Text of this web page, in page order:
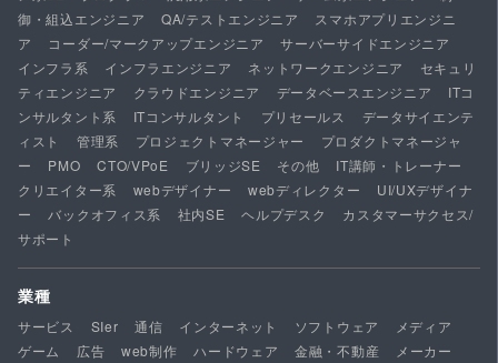
御・組込エンジニア
QA/テストエンジニア
スマホアプリエンジニ
ア
コーダー/マークアップエンジニア
サーバーサイドエンジニア
インフラ系
インフラエンジニア ネットワークエンジニア
セキュリ
ティエンジニア
クラウドエンジニア データベースエンジニア
ITコ
ンサルタント系
ITコンサルタント プリセールス
データサイエンテ
ィスト
管理系 プロジェクトマネージャー
プロダクトマネージャ
ー
PMO CTO/VPoE ブリッジSE その他
IT講師・トレーナー
クリエイター系
webデザイナー webディレクター
UI/UXデザイナ
ー
バックオフィス系 社内SE ヘルプデスク
カスタマーサクセス/
サポート
業種
サービス SIer 通信 インターネット ソフトウェア
メディア
ゲーム
広告 web制作 ハードウェア 金融・不動産
メーカー